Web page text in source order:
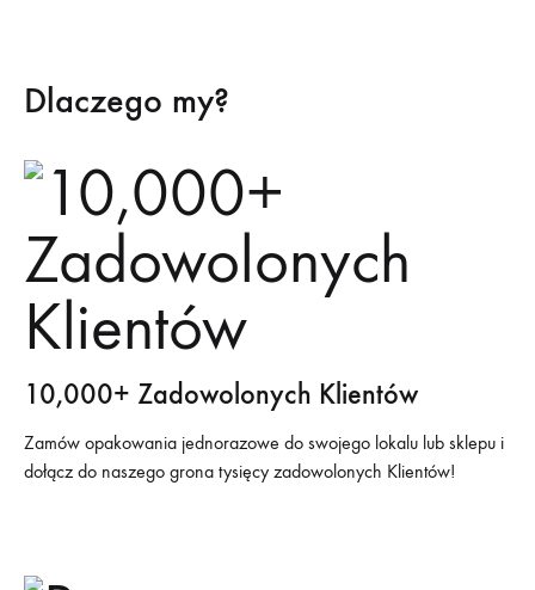
Dlaczego my?
10,000+ Zadowolonych Klientów
Zamów opakowania jednorazowe do swojego lokalu lub sklepu i
dołącz do naszego grona tysięcy zadowolonych Klientów!